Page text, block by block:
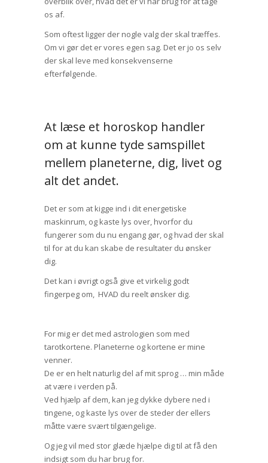
os af.
Som oftest ligger der nogle valg der skal træffes.
Om vi gør det er vores egen sag. Det er jo os selv
der skal leve med konsekvenserne
efterfølgende.
At læse et horoskop handler
om at kunne tyde samspillet
mellem planeterne, dig, livet og
alt det andet.
Det er som at kigge ind i dit energetiske
maskinrum, og kaste lys over, hvorfor du
fungerer som du nu engang gør, og hvad der skal
til for at du kan skabe de resultater du ønsker
dig.
Det kan i øvrigt også give et virkelig godt
fingerpeg om, HVAD du reelt ønsker dig.
For mig er det med astrologien som med
tarotkortene. Planeterne og kortene er mine
venner.
De er en helt naturlig del af mit sprog … min måde
at være i verden på.
Ved hjælp af dem, kan jeg dykke dybere ned i
tingene, og kaste lys over de steder der ellers
måtte være svært tilgængelige.
Og jeg vil med stor glæde hjælpe dig til at få den
indsigt som du har brug for.